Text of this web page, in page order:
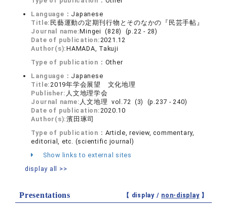
Language： Japanese
Title: 民藝運動の定期刊行物とそのなかの『民芸手帖』
Journal name:Mingei (828) (p.22 - 28)
Date of publication:2021.12
Author(s):HAMADA, Takuji
Type of publication： Other
Language： Japanese
Title:2019年学会展望 文化地理
Publisher: 人文地理学会
Journal name: 人文地理 vol.72 (3) (p.237 - 240)
Date of publication:2020.10
Author(s):濱田琢司
Type of publication： Article, review, commentary,
editorial, etc. (scientific journal)
Show links to external sites
display all >>
Presentations 【 display / non-display】